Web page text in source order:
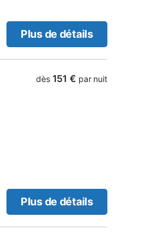
Plus de détails
dès 151 € par nuit
Plus de détails